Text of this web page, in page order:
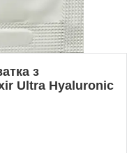
з
Ultra Hyaluronic